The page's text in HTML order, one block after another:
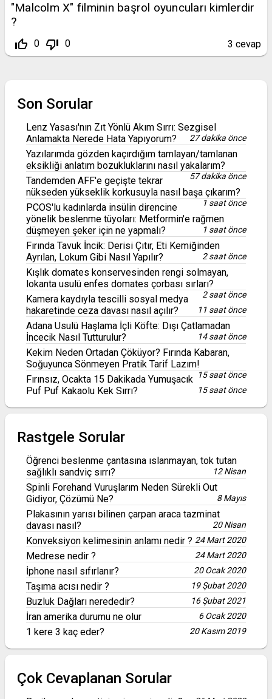
"Malcolm X" filminin başrol oyuncuları kimlerdir
?
thumb_up_off_alt 0 thumb_down_off_alt 0 3 cevap
Son Sorular
Lenz Yasası'nın Zıt Yönlü Akım Sırrı: Sezgisel
Anlamakta Nerede Hata Yapıyorum?
27 dakika önce
Yazılarımda gözden kaçırdığım tamlayan/tamlanan
eksikliği anlatım bozukluklarını nasıl yakalarım?
57 dakika önce
Tandemden AFF'e geçişte tekrar
nükseden yükseklik korkusuyla nasıl başa çıkarım?
1 saat önce
PCOS'lu kadınlarda insülin direncine
yönelik beslenme tüyoları: Metformin'e rağmen
düşmeyen şeker için ne yapmalı?
1 saat önce
Fırında Tavuk İncik: Derisi Çıtır, Eti Kemiğinden
Ayrılan, Lokum Gibi Nasıl Yapılır?
2 saat önce
Kışlık domates konservesinden rengi solmayan,
lokanta usulü enfes domates çorbası sırları?
2 saat önce
Kamera kaydıyla tescilli sosyal medya
hakaretinde ceza davası nasıl açılır?
11 saat önce
Adana Usulü Haşlama İçli Köfte: Dışı Çatlamadan
İncecik Nasıl Tutturulur?
14 saat önce
Kekim Neden Ortadan Çöküyor? Fırında Kabaran,
Soğuyunca Sönmeyen Pratik Tarif Lazım!
15 saat önce
Fırınsız, Ocakta 15 Dakikada Yumuşacık
Puf Puf Kakaolu Kek Sırrı?
15 saat önce
Rastgele Sorular
Öğrenci beslenme çantasına ıslanmayan, tok tutan
sağlıklı sandviç sırrı?
12 Nisan
Spinli Forehand Vuruşlarım Neden Sürekli Out
Gidiyor, Çözümü Ne?
8 Mayıs
Plakasının yarısı bilinen çarpan araca tazminat
davası nasıl?
20 Nisan
Konveksiyon kelimesinin anlamı nedir ? 24 Mart 2020
Medrese nedir ? 24 Mart 2020
İphone nasıl sıfırlanır? 20 Ocak 2020
Taşıma acısı nedir ? 19 Şubat 2020
Buzluk Dağları nerededir? 16 Şubat 2021
İran amerika durumu ne olur 6 Ocak 2020
1 kere 3 kaç eder? 20 Kasım 2019
Çok Cevaplanan Sorular